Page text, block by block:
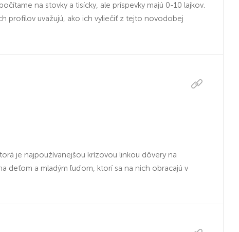
na stovky a tisícky, ale príspevky majú 0-10 lajkov.
profilov uvažujú, ako ich vyliečiť z tejto novodobej
je najpoužívanejšou krízovou linkou dôvery na
deťom a mladým ľuďom, ktorí sa na nich obracajú v